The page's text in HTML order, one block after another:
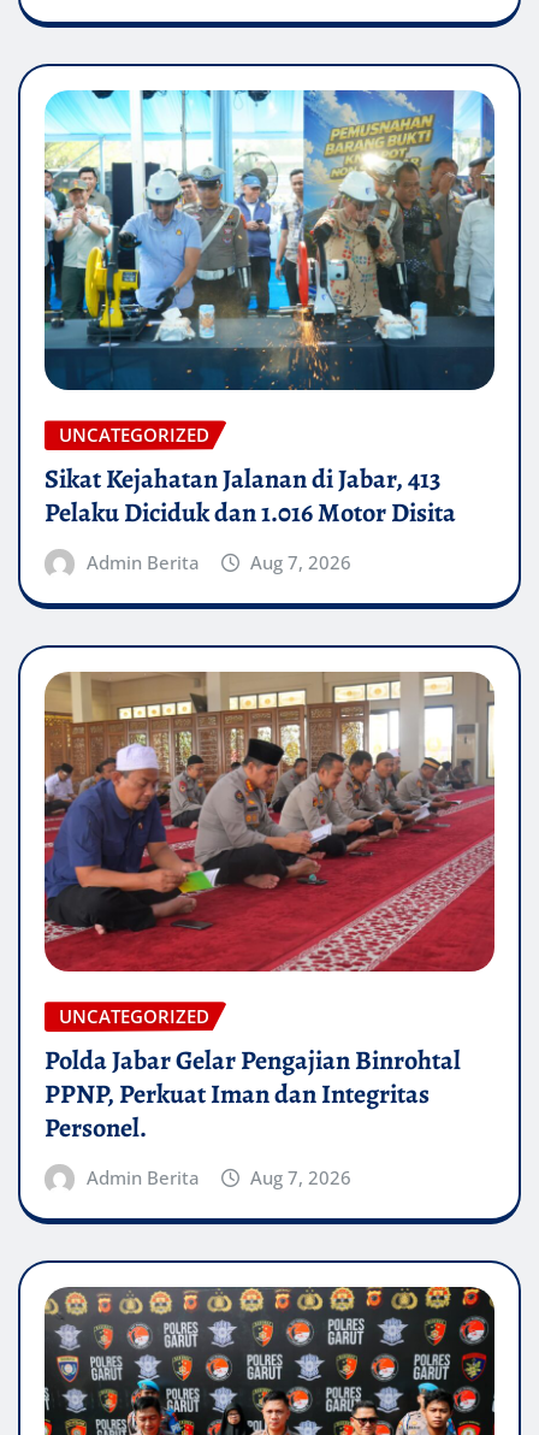
UNCATEGORIZED
Sikat Kejahatan Jalanan di Jabar, 413
Pelaku Diciduk dan 1.016 Motor Disita
Admin Berita Aug 7, 2026
UNCATEGORIZED
Polda Jabar Gelar Pengajian Binrohtal
PPNP, Perkuat Iman dan Integritas
Personel.
Admin Berita Aug 7, 2026